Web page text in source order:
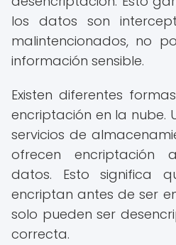
los datos son
malintencionados, no
información sensible.
Existen diferentes
encriptación en la nube.
servicios de
ofrecen encriptación
datos. Esto significa
encriptan antes de ser
solo pueden ser
correcta.